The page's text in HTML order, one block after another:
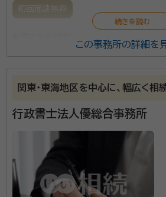
初回面談無料
安心と満足を基本理念に１件１件て
けております。相続発生前のこと（遺
理、遺言執行など）をご相談ください
都 【営業時間】平日9:00～18:00
だければ休日・時間外も対応いたしま
資格等： 行政書士
所属団体： 東京都行政書士会
この事務所の詳細を
関東・東海地区を中心に、幅広く相
行政書士法人優総合事務所